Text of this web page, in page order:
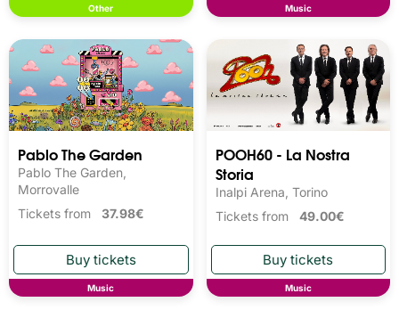
Other Music
Pablo The Garden
Pablo The Garden,
Morrovalle
Tickets from 37.98€
Music
POOH60 - La Nostra
Storia
Inalpi Arena, Torino
Tickets from 49.00€
Music